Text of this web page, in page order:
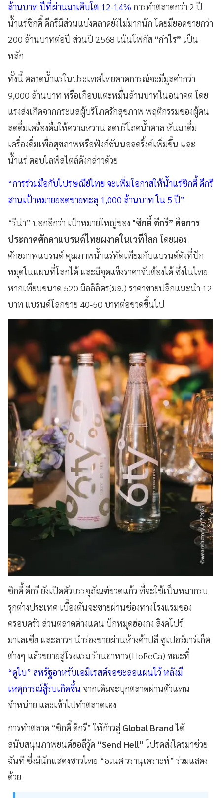
ล้านบาท ปีที่ผ่านมาเติบโต 12-14% การทำตลาดกว่า 2 ปี
น้ำแร่ซิกตี้ ดีกรีมีส่วนแบ่งตลาดยังไม่มากนัก โดยมียอดขายกว่า
200 ล้านบาทต่อปี ส่วนปี 2568 เน้นโฟกัส “กำไร” เป็น
หลัก
ทั้งนี้ ตลาดน้ำแร่ในประเทศไทยคาดการณ์จะมีมูลค่ากว่า
9,000 ล้านบาท หรือเกือบแตะหมื่นล้านบาทในอนาคต โดย
แรงส่งเกิดจากกระแสผู้บริโภครักสุขภาพ พฤติกรรมของผู้คน
ลดดื่มเครื่องดื่มให้ความหวาน ลดบริโภคน้ำตาล หันมาดื่ม
เครื่องดื่มเพื่อสุขภาพหรือฟังก์ชันนอลดริ้งค์เพิ่มขึ้น และ
น้ำแร่ ตอบไลฟ์สไตล์ดังกล่าวด้วย
“การร่วมมือกับไปรษณีย์ไทย จะเพิ่มโอกาสให้น้ำแร่ซิกตี้ ดีกรี
สานเป้าหมายยอดขายทะลุ 1,000 ล้านบาท ใน 5 ปี”
“รีน่า” บอกอีกว่า เป้าหมายใหญ่ของ "ซิกตี้ ดีกรี” คือการ
ประกาศศักดาแบรนด์ไทยผงาดในเวทีโลกโดยมอง
ศักยภาพแบรนด์ คุณภาพน้ำแร่ทัดเทียมกับแบรนด์ดังที่ปัก
หมุดในแผนที่โลกได้ และมีจุดแข็งราคาจับต้องได้ ซึ่งในไทย
หากเทียบขนาด 520 มิลลิลิตร(มล.) ราคาขายปลีกแนะนำ 12
บาท แบรนด์โลกขาย 40-50 บาทต่อขวดขึ้นไป
ซิกตี้ ดีกรี ยังเปิดตัวบรรจุภัณฑ์ขวดแก้ว ที่จะใช้เป็นหมากรบ
รุกต่างประเทศ เบื้องต้นจะขายผ่านช่องทางโรงแรมของ
ครอบครัว ส่วนตลาดต่างแดน ปักหมุดฮ่องกง สิงคโปร์
มาเลเซีย และลาวฯ นำร่องขายผ่านห้างค้าปลี ซูเปอร์มาร์เก็ต
ต่างๆ แล้วขยายสู่โรงแรม ร้านอาหาร(HoReCa) ขณะที่
“ดูไบ” สหรัฐอาหรับเอมิเรสต์ขอชะลอแผนไว้ หลังมี
เหตุการณ์สู้รบเกิดขึ้น จากเดิมจะบุกตลาดผ่านตัวแทน
จำหน่าย และเข้าไปทำตลาดเอง
การทำตลาด “ซิกตี้ ดีกรี” ให้ก้าวสู่ Global Brandได้
สนับสนุนภาพยนต์ฮอลีวู้ด “Send Hell”โปรดส่งใครมาช่วย
ฉันที ซึ่งมีนักแสดงชาวไทย “ธเนศ วรานุเคราะห์” ร่วมแสดง
ด้วย